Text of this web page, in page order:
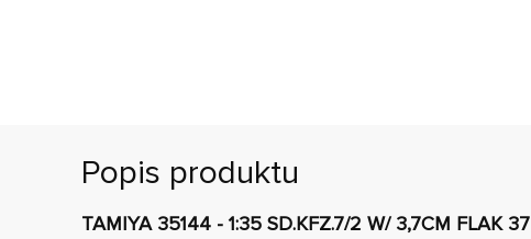
Popis produktu
TAMIYA 35144 - 1:35 SD.KFZ.7/2 W/ 3,7CM FLAK 37